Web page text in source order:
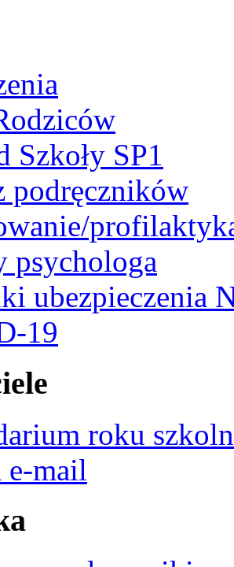
Szkoły SP1
podręczników
psychologa
ubezpieczenia
19
roku
e-mail